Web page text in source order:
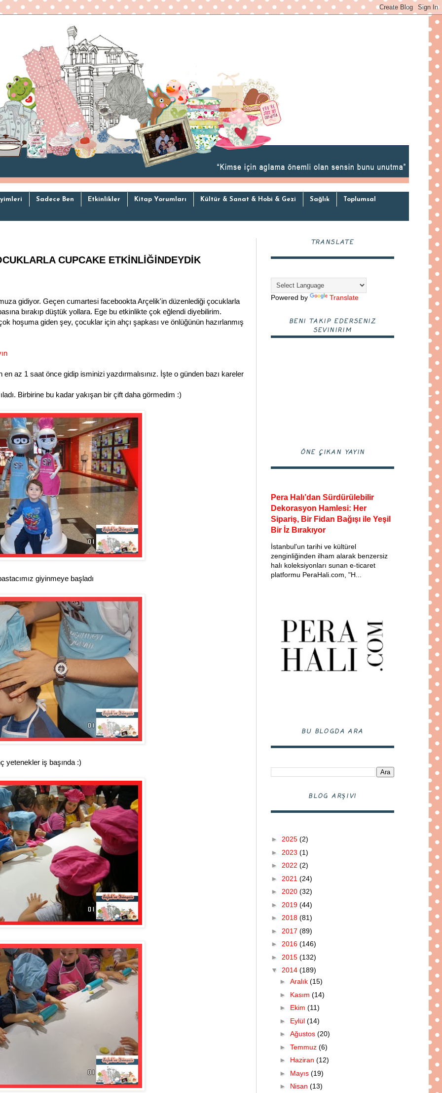
Sadece Ben Etkinlikler Kitap Yorumları Kültür & Sanat & Hobi & Gezi Sağlık Toplumsal
CUPCAKE ETKİNLİĞİNDEYDİK
gidiyor. Geçen cumartesi facebookta Arçelik'in düzenlediği çocuklarla
bırakıp düştük yollara. Ege bu etkinlikte çok eğlendi diyebilirim.
hoşuma giden şey, çocuklar için ahçı şapkası ve önlüğünün hazırlanmış
az 1 saat önce gidip isminizi yazdırmalısınız. İşte o günden bazı kareler
Birbirine bu kadar yakışan bir çift daha görmedim :)
giyinmeye başladı
yetenekler iş başında :)
TRANSLATE
Powered by Translate
BENI TAKIP EDERSENIZ
SEVINIRIM
ÖNE ÇIKAN YAYIN
Pera Halı’dan Sürdürülebilir
Dekorasyon Hamlesi: Her
Sipariş, Bir Fidan Bağışı ile Yeşil
Bir İz Bırakıyor
İstanbul'un tarihi ve kültürel
zenginliğinden ilham alarak benzersiz
halı koleksiyonları sunan e-ticaret
platformu PeraHali.com, "H...
BU BLOGDA ARA
BLOG ARŞIVI
► 2025 (2)
► 2023 (1)
► 2022 (2)
► 2021 (24)
► 2020 (32)
► 2019 (44)
► 2018 (81)
► 2017 (89)
► 2016 (146)
► 2015 (132)
▼ 2014 (189)
► Aralık (15)
► Kasım (14)
► Ekim (11)
► Eylül (14)
► Ağustos (20)
► Temmuz (6)
► Haziran (12)
► Mayıs (19)
► Nisan (13)